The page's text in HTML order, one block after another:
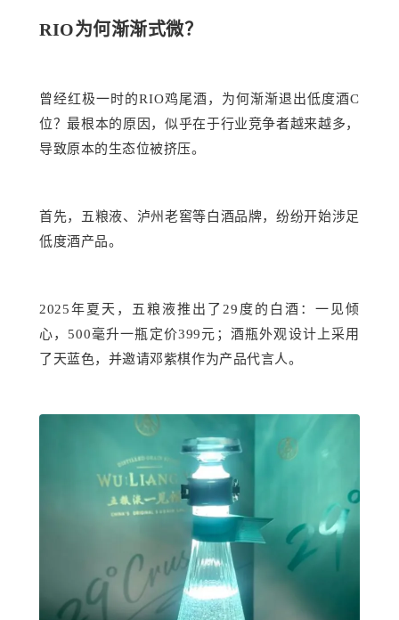
RIO为何渐渐式微？
曾经红极一时的RIO鸡尾酒 ，为何渐渐退出低度酒C
位？最根本的原因 ， 似乎在于行业竞争者越来越多，
导致原本的生态位被挤压。
首先， 五粮液、泸州 老窖等白酒品牌，纷纷开始涉足
低度酒产品。
2025年夏天，五粮液推出了29度的白酒：一见倾
心，500毫升一瓶定价399元；酒瓶外观设计上采用
了天蓝色，并邀请邓紫棋作为产品代言人。